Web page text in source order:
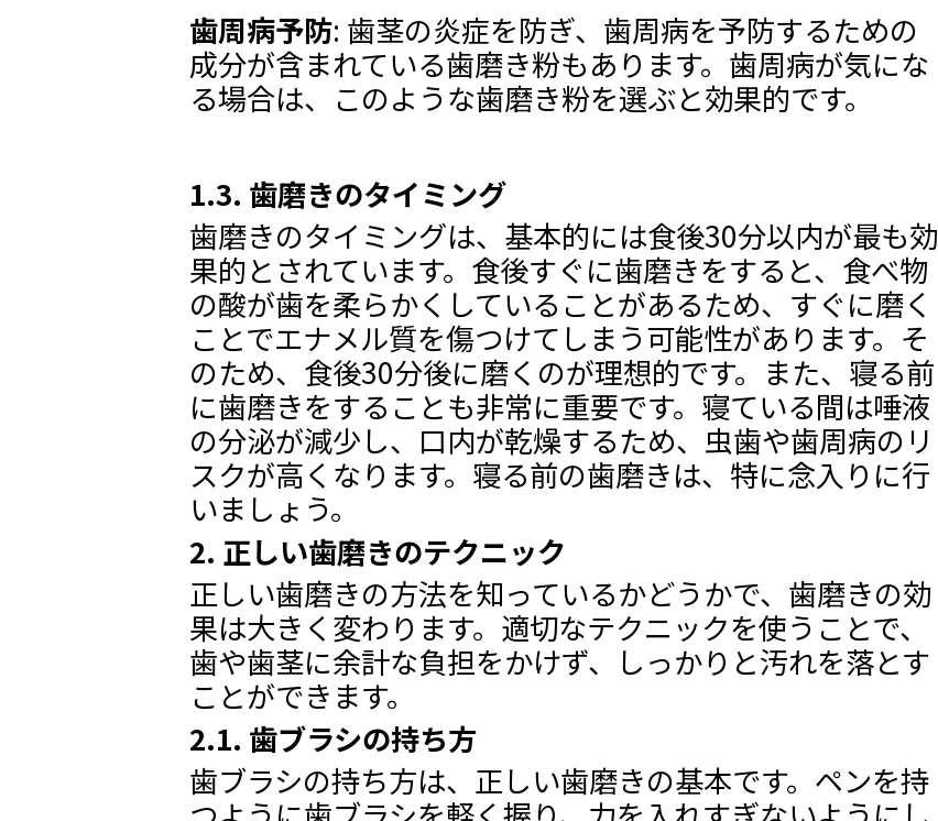
歯周病予防: 歯茎の炎症を防ぎ、歯周病を予防するための
成分が含まれている歯磨き粉もあります。歯周病が気にな
る場合は、このような歯磨き粉を選ぶと効果的です。
1.3. 歯磨きのタイミング
歯磨きのタイミングは、基本的には食後30分以内が最も効
果的とされています。食後すぐに歯磨きをすると、食べ物
の酸が歯を柔らかくしていることがあるため、すぐに磨く
ことでエナメル質を傷つけてしまう可能性があります。そ
のため、食後30分後に磨くのが理想的です。また、寝る前
に歯磨きをすることも非常に重要です。寝ている間は唾液
の分泌が減少し、口内が乾燥するため、虫歯や歯周病のリ
スクが高くなります。寝る前の歯磨きは、特に念入りに行
いましょう。
2. 正しい歯磨きのテクニック
正しい歯磨きの方法を知っているかどうかで、歯磨きの効
果は大きく変わります。適切なテクニックを使うことで、
歯や歯茎に余計な負担をかけず、しっかりと汚れを落とす
ことができます。
2.1. 歯ブラシの持ち方
歯ブラシの持ち方は、正しい歯磨きの基本です。ペンを持